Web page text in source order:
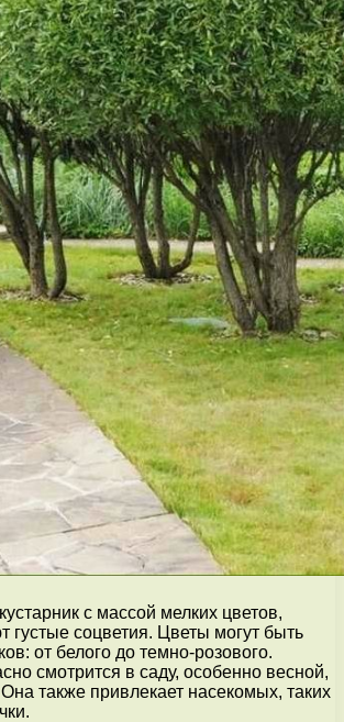
с массой мелких цветов,
густые соцветия. Цветы могут быть
от белого до темно-розового.
смотрится в саду, особенно весной,
Она также привлекает насекомых, таких